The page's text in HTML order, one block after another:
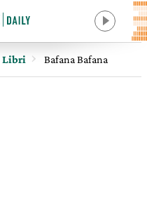
Libri Bafana Bafana